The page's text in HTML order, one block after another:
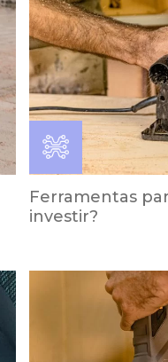
Ferramentas
investir?